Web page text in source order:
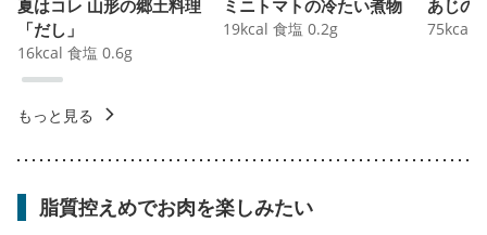
夏はコレ 山形の郷土料理
「だし」
16kcal 食塩 0.6g
ミニトマトの冷たい煮物
19kcal 食塩 0.2g
あじの
75kcal
もっと見る
脂質控えめでお肉を楽しみたい